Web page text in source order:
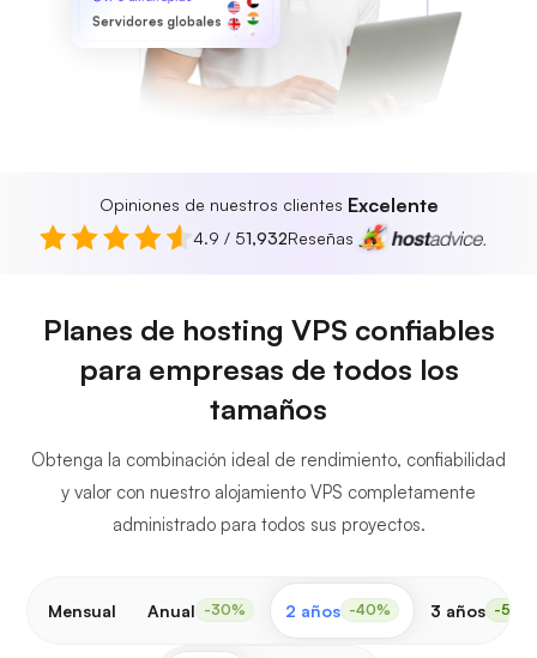
Servidores globales
Opiniones de nuestros clientes Excelente
4.9 / 51,932Reseñas
Planes de hosting VPS confiables
para empresas de todos los
tamaños
Obtenga la combinación ideal de rendimiento, confiabilidad
y valor con nuestro alojamiento VPS completamente
administrado para todos sus proyectos.
Mensual Anual -30% 2 años -40% 3 años -50%